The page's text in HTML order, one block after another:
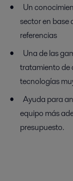
Un
sector en base
referencias
Una de las
tratamiento de
tecnologías
Ayuda para
equipo más
presupuesto.